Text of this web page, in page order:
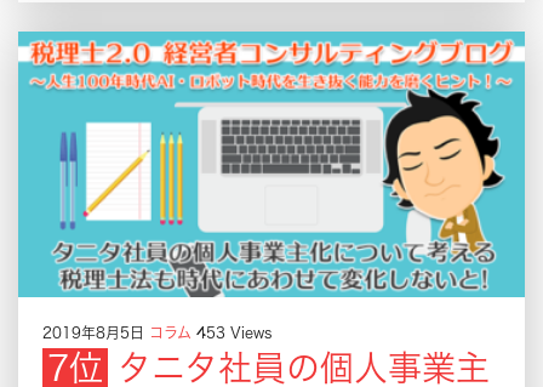
2019年8月5日 コラム 453 Views
タニタ社員の個人事業主